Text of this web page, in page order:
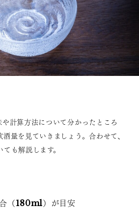
や計算方法について分かったところ
量を見ていきましょう。合わせて、
も解説します。
（180ml）が目安